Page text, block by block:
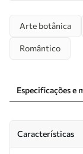
Arte botânica
Romântico
Especificações e
Características